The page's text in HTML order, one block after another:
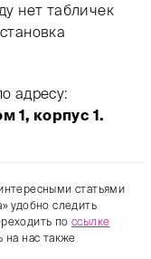
нет табличек
адресу:
1, корпус 1.
статьями
удобно следить
по ссылке
на нас также